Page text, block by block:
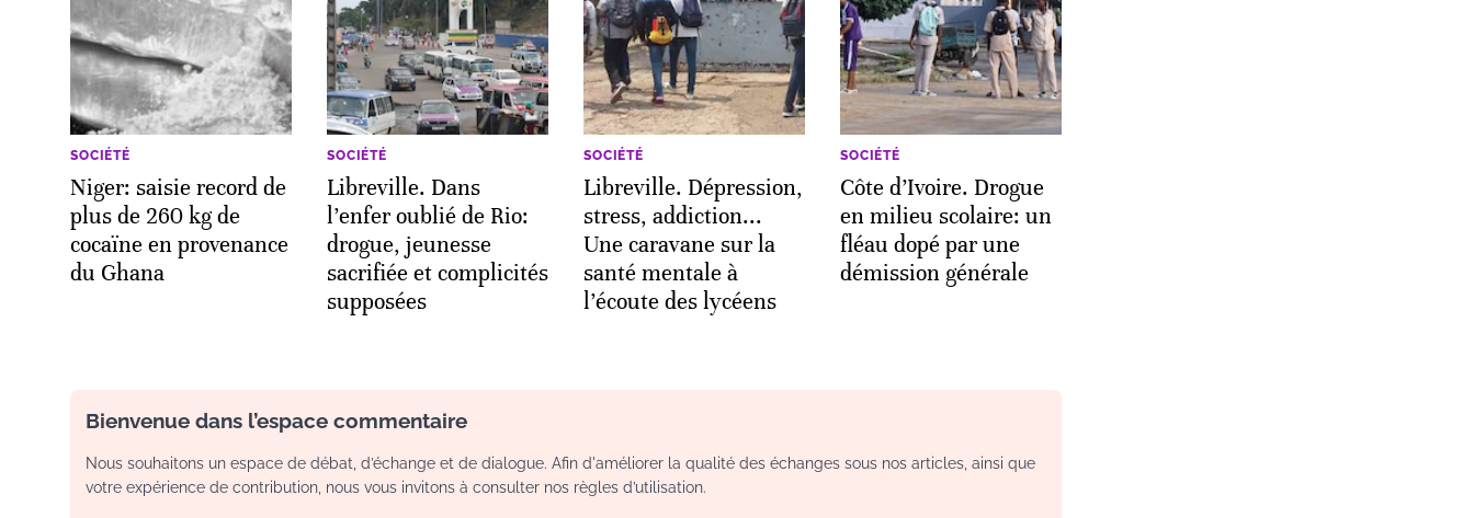
SOCIÉTÉ
Niger: saisie record de
plus de 260 kg de
cocaïne en provenance
du Ghana
SOCIÉTÉ
Libreville. Dans
l’enfer oublié de Rio:
drogue, jeunesse
sacrifiée et complicités
supposées
SOCIÉTÉ
Libreville. Dépression,
stress, addiction...
Une caravane sur la
santé mentale à
l’écoute des lycéens
SOCIÉTÉ
Côte d’Ivoire. Drogue
en milieu scolaire: un
fléau dopé par une
démission générale
Bienvenue dans l’espace commentaire
Nous souhaitons un espace de débat, d’échange et de dialogue. Afin d'améliorer la qualité des échanges sous nos articles, ainsi que
votre expérience de contribution, nous vous invitons à consulter nos règles d’utilisation.